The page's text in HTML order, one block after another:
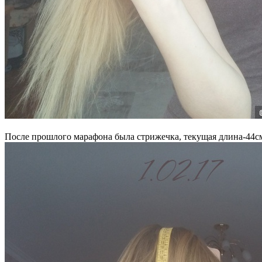
После прошлого марафона была стрижечка, текущая длина-